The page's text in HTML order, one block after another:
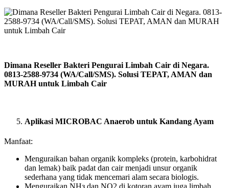
Dimana Reseller Bakteri Pengurai Limbah Cair di Negara.
0813-2588-9734 (WA/Call/SMS). Solusi TEPAT, AMAN dan
MURAH untuk Limbah Cair
Aplikasi MICROBAC Anaerob untuk Kandang Ayam
Manfaat:
Menguraikan bahan organik kompleks (protein, karbohidrat
dan lemak) baik padat dan cair menjadi unsur organik
sederhana yang tidak mencemari alam secara biologis.
Menguraikan NHз dan NO2 di kotoran ayam juga limbah